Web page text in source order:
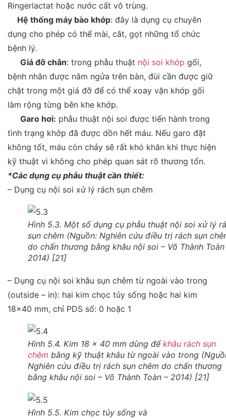
Ringerlactat hoặc nước cất vô trùng.
Hệ thống máy bào khớp: đây là dụng cụ chuyên
dụng cho phép có thể mài, cắt, gọt những tổ chức
bệnh lý.
Giá đỡ chân: trong phẫu thuật nội soi khớp gối,
bệnh nhân được nằm ngửa trên bàn, đùi cần được giữ
chặt trong một giá đỡ để có thể xoay vặn khớp gối
làm rộng từng bên khe khớp.
Garo hơi: phẫu thuật nội soi được tiến hành trong
tình trạng khớp đã được dồn hết máu. Nếu garo đặt
không tốt, máu còn chảy sẽ rất khó khăn khi thực hiện
kỹ thuật vì không cho phép quan sát rõ thương tổn.
*Các dụng cụ phẫu thuật cần thiết:
– Dụng cụ nội soi xử lý rách sụn chêm
Hình 5.3. Một số dụng cụ phẫu thuật nội soi xử lý
sụn chêm (Nguồn: Nghiên cứu điều trị rách sụn
do chấn thương bằng khâu nội soi – Võ Thành Toàn
2014) [21]
– Dụng cụ nội soi khâu sụn chêm từ ngoài vào trong
(outside – in): hai kim chọc tủy sống hoặc hai kim
18×40 mm, chỉ PDS số: 0 hoặc 1
Hình 5.4. Kim 18 x 40 mm dùng để khâu rách sụn
chêm bằng kỹ thuật khâu từ ngoài vào trong
Nghiên cứu điều trị rách sụn chêm do chấn thương
bằng khâu nội soi – Võ Thành Toàn – 2014) [21]
Hình 5.5. Kim chọc tủy sống và